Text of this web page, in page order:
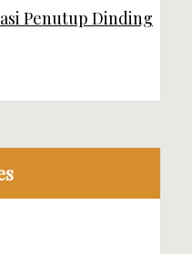
Penutup Dinding